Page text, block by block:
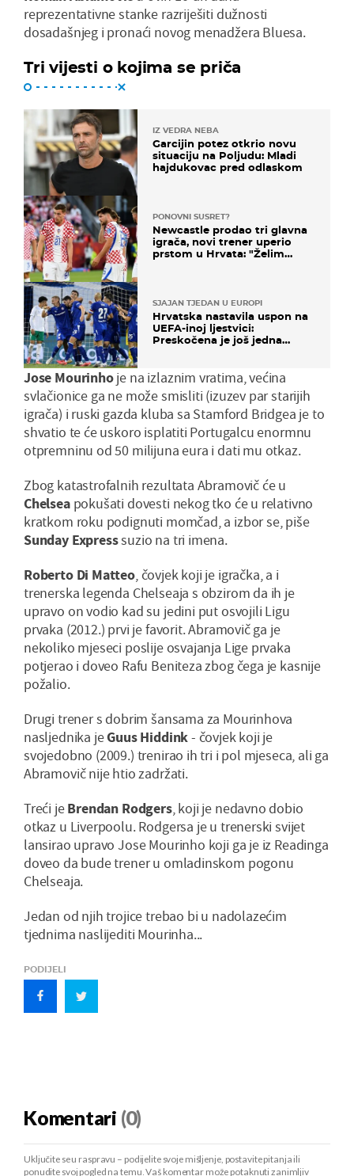
reprezentativne stanke razriješiti dužnosti
dosadašnjeg i pronaći novog menadžera Bluesa.
Tri vijesti o kojima se priča
IZ VEDRA NEBA
Garcijin potez otkrio novu
situaciju na Poljudu: Mladi
hajdukovac pred odlaskom
PONOVNI SUSRET?
Newcastle prodao tri glavna
igrača, novi trener uperio
prstom u Hrvata: "Želim
SJAJAN TJEDAN U EUROPI
Hrvatska nastavila uspon na
UEFA-inoj ljestvici:
Preskočena je još jedna
Jose Mourinhoje na izlaznim vratima, većina
svlačionice ga ne može smisliti (izuzev par starijih
igrača) i ruski gazda kluba sa Stamford Bridgea je to
shvatio te će uskoro isplatiti Portugalcu enormnu
otpremninu od 50 milijuna eura i dati mu otkaz.
Zbog katastrofalnih rezultata Abramovič će u
Chelseapokušati dovesti nekog tko će u relativno
kratkom roku podignuti momčad, a izbor se, piše
Sunday Expresssuzio na tri imena.
Roberto Di Matteo, čovjek koji je igračka, a i
trenerska legenda Chelseaja s obzirom da ih je
upravo on vodio kad su jedini put osvojili Ligu
prvaka (2012.) prvi je favorit. Abramovič ga je
nekoliko mjeseci poslije osvajanja Lige prvaka
potjerao i doveo Rafu Beniteza zbog čega je kasnije
požalio.
Drugi trener s dobrim šansama za Mourinhova
nasljednika jeGuus Hiddink- čovjek koji je
svojedobno (2009.) trenirao ih tri i pol mjeseca, ali ga
Abramovič nije htio zadržati.
Treći jeBrendan Rodgers, koji je nedavno dobio
otkaz u Liverpoolu. Rodgersa je u trenerski svijet
lansirao upravo Jose Mourinho koji ga je iz Readinga
doveo da bude trener u omladinskom pogonu
Chelseaja.
Jedan od njih trojice trebao bi u nadolazećim
tjednima naslijediti Mourinha...
PODIJELI
Komentari (0)
Uključite se u raspravu – podijelite svoje mišljenje, postavite pitanja ili
ponudite svoj pogled na temu. Vaš komentar može potaknuti zanimljiv